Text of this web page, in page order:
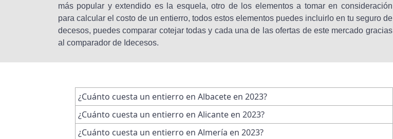
más popular y extendido es la esquela, otro de los elementos a tomar en consideración
para calcular el costo de un entierro, todos estos elementos puedes incluirlo en tu seguro de
decesos, puedes comparar cotejar todas y cada una de las ofertas de este mercado gracias
al comparador de Idecesos.
¿Cuánto cuesta un entierro en Albacete en 2023?
¿Cuánto cuesta un entierro en Alicante en 2023?
¿Cuánto cuesta un entierro en Almería en 2023?